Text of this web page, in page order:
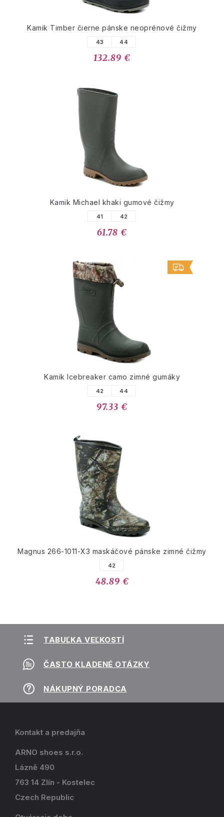
Kamik Timber čierne pánske neoprénové čižmy
43 44
132.89 €
Kamik Michael khaki gumové čižmy
41 42
61.78 €
Kamik Icebreaker camo zimné gumáky
42 44
97.33 €
Magnus 266-1011-X3 maskáčové pánske zimné čižmy
42
48.89 €
TABUĽKA VEĽKOSTÍ
ČASTO KLADENÉ OTÁZKY
NÁKUPNÝ PORADCA
Kontakt a predajňa
ARNO shoes s.r.o.
Lázně 490
763 14 Zlín - Kostelec
Czech Republic